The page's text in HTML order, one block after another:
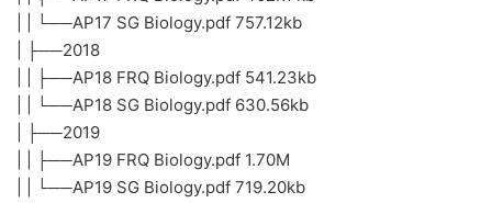
| | └──AP17 SG Biology.pdf 757.12kb
| ├──2018
| | ├──AP18 FRQ Biology.pdf 541.23kb
| | └──AP18 SG Biology.pdf 630.56kb
| ├──2019
| | ├──AP19 FRQ Biology.pdf 1.70M
| | └──AP19 SG Biology.pdf 719.20kb